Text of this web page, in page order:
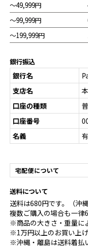
～49,999円
～99,999円
～199,999円
銀行振込
銀行名
支店名
口座の種類
口座番号
名義
宅配便について
送料について
送料は680円です。（沖
複数ご購入の場合も一律
※商品の大きさ・重量に
※1万円以上のお買い上
※沖縄・離島は送料着払